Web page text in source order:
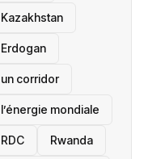
Kazakhstan
Erdogan
un corridor
l’énergie mondiale
RDC Rwanda